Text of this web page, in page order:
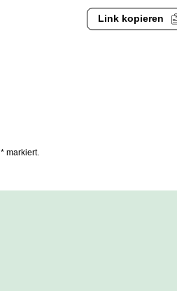
Link kopieren
markiert.